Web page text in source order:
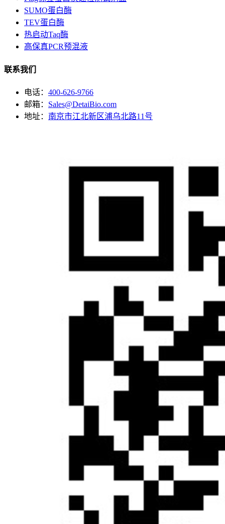
SUMO蛋白酶
TEV蛋白酶
热启动Taq酶
高保真PCR预混液
联系我们
电话： 400-626-9766
邮箱： Sales@DetaiBio.com
地址： 南京市江北新区浦乌北路11号